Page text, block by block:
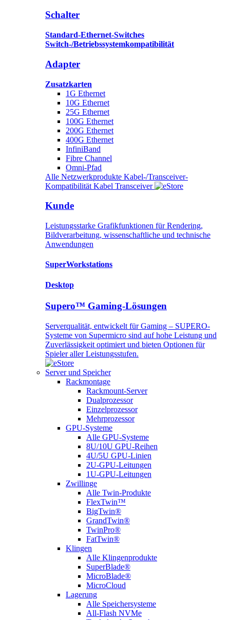
Schalter
Standard-Ethernet-Switches
Switch-/Betriebssystemkompatibilität
Adapter
Zusatzkarten
1G Ethernet
10G Ethernet
25G Ethernet
100G Ethernet
200G Ethernet
400G Ethernet
InfiniBand
Fibre Channel
Omni-Pfad
Alle Netzwerkprodukte Kabel-/Transceiver-
Kompatibilität Kabel Transceiver
Kunde
Leistungsstarke Grafikfunktionen für Rendering,
Bildverarbeitung, wissenschaftliche und technische
Anwendungen
SuperWorkstations
Desktop
Supero™ Gaming-Lösungen
Serverqualität, entwickelt für Gaming – SUPERO-
Systeme von Supermicro sind auf hohe Leistung und
Zuverlässigkeit optimiert und bieten Optionen für
Spieler aller Leistungsstufen.
Server und Speicher
Rackmontage
Rackmount-Server
Dualprozessor
Einzelprozessor
Mehrprozessor
GPU-Systeme
Alle GPU-Systeme
8U/10U GPU-Reihen
4U/5U GPU-Linien
2U-GPU-Leitungen
1U-GPU-Leitungen
Zwillinge
Alle Twin-Produkte
FlexTwin™
BigTwin®
GrandTwin®
TwinPro®
FatTwin®
Klingen
Alle Klingenprodukte
SuperBlade®
MicroBlade®
MicroCloud
Lagerung
Alle Speichersysteme
All-Flash NVMe